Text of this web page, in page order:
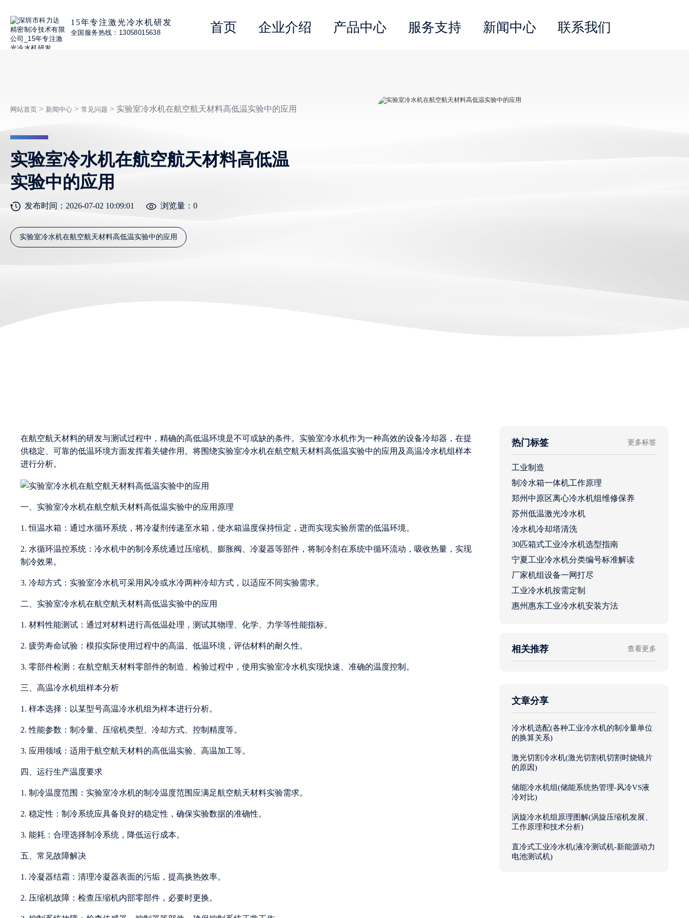
15年专注激光冷水机研发
全国服务热线：13058015638 首页 企业介绍 产品中心 服务支持 新闻中心 联系我们
网站首页 > 新闻中心 > 常见问题 > 实验室冷水机在航空航天材料高低温实验中的应用
实验室冷水机在航空航天材料高低温
实验中的应用
发布时间：2026-07-02 10:09:01 浏览量： 0
实验室冷水机在航空航天材料高低温实验中的应用
在航空航天材料的研发与测试过程中，精确的高低温环境是不可或缺的条件。实验室冷水机作为一种高效的设备冷却器，在提
供稳定、可靠的低温环境方面发挥着关键作用。将围绕实验室冷水机在航空航天材料高低温实验中的应用及高温冷水机组样本
进行分析。
一、实验室冷水机在航空航天材料高低温实验中的应用原理
1. 恒温水箱：通过水循环系统，将冷凝剂传递至水箱，使水箱温度保持恒定，进而实现实验所需的低温环境。
2. 水循环温控系统：冷水机中的制冷系统通过压缩机、膨胀阀、冷凝器等部件，将制冷剂在系统中循环流动，吸收热量，实现
制冷效果。
3. 冷却方式：实验室冷水机可采用风冷或水冷两种冷却方式，以适应不同实验需求。
二、实验室冷水机在航空航天材料高低温实验中的应用
1. 材料性能测试：通过对材料进行高低温处理，测试其物理、化学、力学等性能指标。
2. 疲劳寿命试验：模拟实际使用过程中的高温、低温环境，评估材料的耐久性。
3. 零部件检测：在航空航天材料零部件的制造、检验过程中，使用实验室冷水机实现快速、准确的温度控制。
三、高温冷水机组样本分析
1. 样本选择：以某型号高温冷水机组为样本进行分析。
2. 性能参数：制冷量、压缩机类型、冷却方式、控制精度等。
3. 应用领域：适用于航空航天材料的高低温实验、高温加工等。
四、运行生产温度要求
1. 制冷温度范围：实验室冷水机的制冷温度范围应满足航空航天材料实验需求。
2. 稳定性：制冷系统应具备良好的稳定性，确保实验数据的准确性。
3. 能耗：合理选择制冷系统，降低运行成本。
五、常见故障解决
1. 冷凝器结霜：清理冷凝器表面的污垢，提高换热效率。
2. 压缩机故障：检查压缩机内部零部件，必要时更换。
热门标签 更多标签
工业制造
制冷水箱一体机工作原理
郑州中原区离心冷水机组维修保养
苏州低温激光冷水机
冷水机冷却塔清洗
30匹箱式工业冷水机选型指南
宁夏工业冷水机分类编号标准解读
厂家机组设备一网打尽
工业冷水机按需定制
惠州惠东工业冷水机安装方法
相关推荐 查看更多
文章分享
冷水机选配(各种工业冷水机的制冷量单位
的换算关系)
激光切割冷水机(激光切割机切割时烧镜片
的原因)
储能冷水机组(储能系统热管理-风冷VS液
冷对比)
涡旋冷水机组原理图解(涡旋压缩机发展、
工作原理和技术分析)
直冷式工业冷水机(液冷测试机-新能源动力
电池测试机)